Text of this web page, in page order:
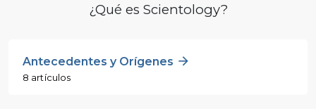
¿Qué es Scientology?
Antecedentes y Orígenes
8 artículos